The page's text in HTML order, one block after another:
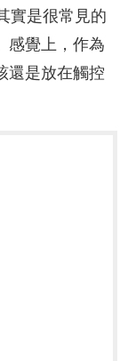
實是很常見的
感覺上，作為
還是放在觸控